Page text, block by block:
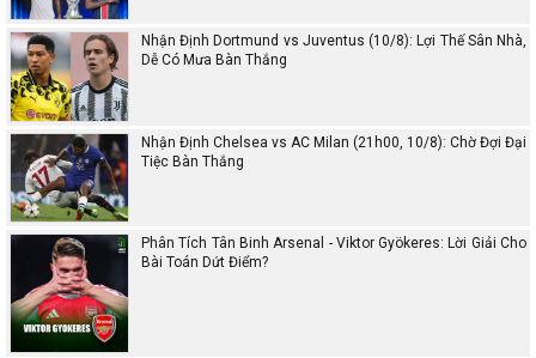
Nhận Định Dortmund vs Juventus (10/8): Lợi Thế Sân Nhà,
Dễ Có Mưa Bàn Thắng
Nhận Định Chelsea vs AC Milan (21h00, 10/8): Chờ Đợi Đại
Tiệc Bàn Thắng
Phân Tích Tân Binh Arsenal - Viktor Gyökeres: Lời Giải Cho
Bài Toán Dứt Điểm?